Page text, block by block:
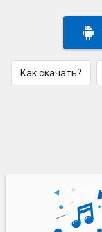
Как скачать?